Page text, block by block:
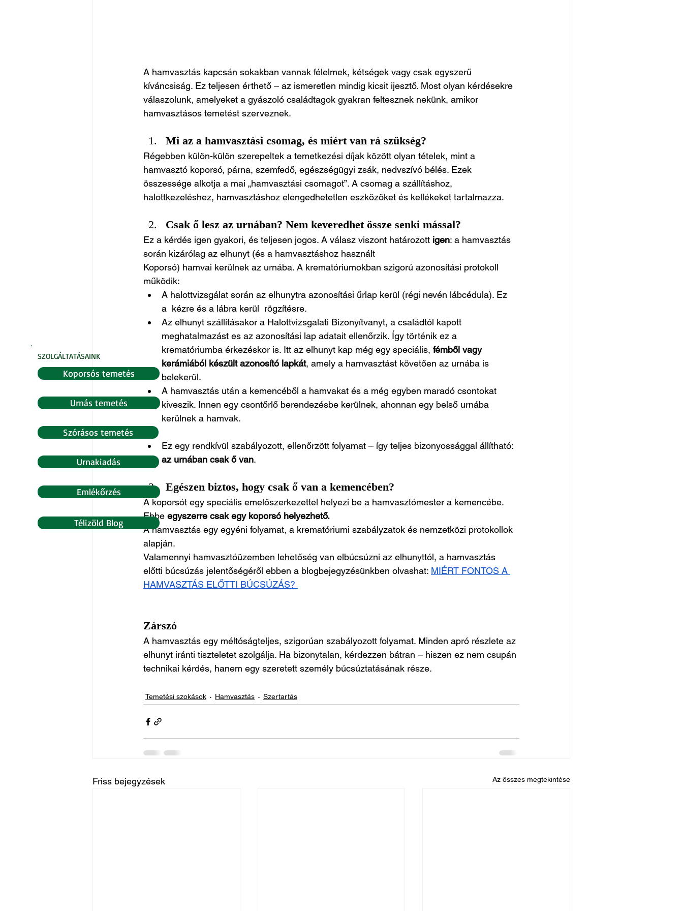
SZOLGÁLTATÁSAINK
Koporsós temetés
Urnás temetés
Szórásos temetés
Urnakiadás
Emlékőrzés
Télizöld Blog
A hamvasztás kapcsán sokakban vannak félelmek, kétségek vagy csak egyszerű
kíváncsiság. Ez teljesen érthető – az ismeretlen mindig kicsit ijesztő. Most olyan kérdésekre
válaszolunk, amelyeket a gyászoló családtagok gyakran feltesznek nekünk, amikor
hamvasztásos temetést szerveznek.
Mi az a hamvasztási csomag, és miért van rá szükség?
Régebben külön-külön szerepeltek a temetkezési díjak között olyan tételek, mint a
hamvasztó koporsó, párna, szemfedő, egészségügyi zsák, nedvszívó bélés. Ezek
összessége alkotja a mai „hamvasztási csomagot”. A csomag a szállításhoz,
halottkezeléshez, hamvasztáshoz elengedhetetlen eszközöket és kellékeket tartalmazza.
Csak ő lesz az urnában? Nem keveredhet össze senki mással?
Ez a kérdés igen gyakori, és teljesen jogos. A válasz viszont határozott igen: a hamvasztás
során kizárólag az elhunyt (és a hamvasztáshoz használt
Koporsó) hamvai kerülnek az urnába. A krematóriumokban szigorú azonosítási protokoll
működik:
A halottvizsgálat során az elhunytra azonosítási űrlap kerül (régi nevén lábcédula). Ez
a  kézre és a lábra kerül  rögzítésre.
Az elhunyt szállításakor a Halottvizsgalati Bizonyítvanyt, a családtól kapott
meghatalmazást es az azonosítási lap adatait ellenőrzik. Így történik ez a
krematóriumba érkezéskor is. Itt az elhunyt kap még egy speciális, fémből vagy
kerámiából készült azonosító lapkát, amely a hamvasztást követően az urnába is
belekerül.
A hamvasztás után a kemencéből a hamvakat és a még egyben maradó csontokat
kiveszik. Innen egy csontőrlő berendezésbe kerülnek, ahonnan egy belső urnába
kerülnek a hamvak.
Ez egy rendkívül szabályozott, ellenőrzött folyamat – így teljes bizonyossággal állítható:
az urnában csak ő van.
Egészen biztos, hogy csak ő van a kemencében?
A koporsót egy speciális emelőszerkezettel helyezi be a hamvasztómester a kemencébe.
Ebbe egyszerre csak egy koporsó helyezhető.
A hamvasztás egy egyéni folyamat, a krematóriumi szabályzatok és nemzetközi protokollok
alapján.
Valamennyi hamvasztóüzemben lehetőség van elbúcsúzni az elhunyttól, a hamvasztás
előtti búcsúzás jelentőségéről ebben a blogbejegyzésünkben olvashat: MIÉRT FONTOS A
HAMVASZTÁS ELŐTTI BÚCSÚZÁS?
Zárszó
A hamvasztás egy méltóságteljes, szigorúan szabályozott folyamat. Minden apró részlete az
elhunyt iránti tiszteletet szolgálja. Ha bizonytalan, kérdezzen bátran – hiszen ez nem csupán
technikai kérdés, hanem egy szeretett személy búcsúztatásának része.
Temetési szokások Hamvasztás Szertartás
Friss bejegyzések Az összes megtekintése